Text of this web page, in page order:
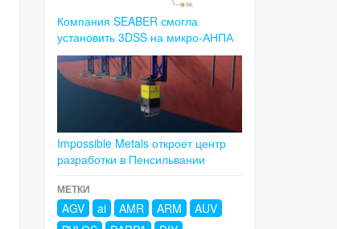
Компания SEABER смогла
установить 3DSS на микро-АНПА
Impossible Metals откроет центр
разработки в Пенсильвании
МЕТКИ
AGV ai AMR ARM
AUV